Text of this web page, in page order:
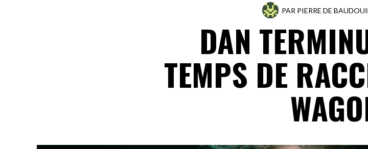
PAR PIERRE DE
DAN
TEMPS DE